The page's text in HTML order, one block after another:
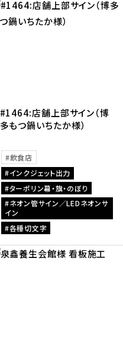
#1464:店舗上部サイン（博
多もつ鍋いちたか様）
飲食店
インクジェット出力
ターポリン幕・旗・のぼり
ネオン管サイン／LEDネオンサ
イン
各種切文字